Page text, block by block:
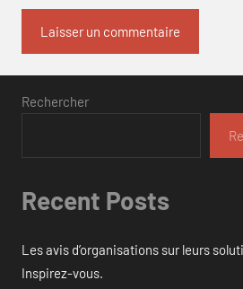
Rechercher
Recent Posts
Les avis d’organisations sur leurs
Inspirez-vous.